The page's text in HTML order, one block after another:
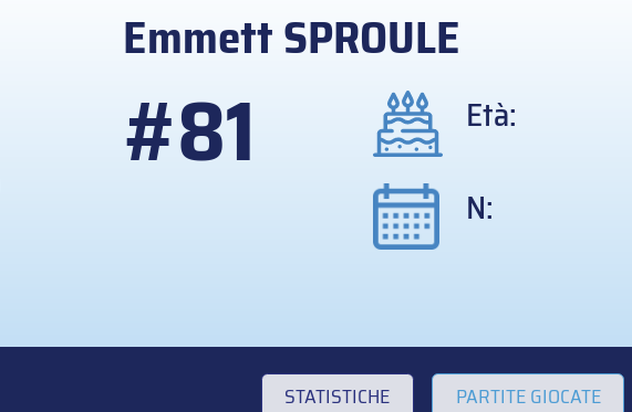
EmmettSPROULE
#81 Età:
N:
STATISTICHE PARTITE GIOCATE